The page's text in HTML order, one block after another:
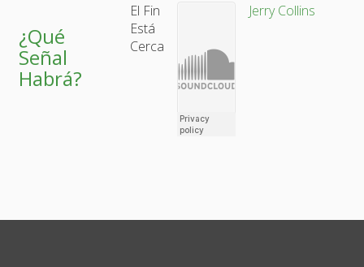
¿Qué
Señal
Habrá?
El Fin
Está
Cerca
Jerry Collins